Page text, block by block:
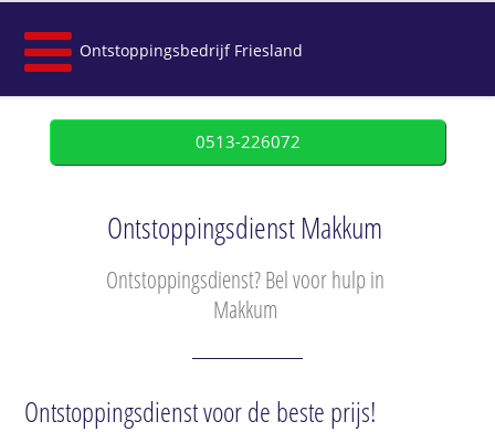
Ontstoppingsbedrijf Friesland
0513-226072
Ontstoppingsdienst Makkum
Ontstoppingsdienst? Bel voor hulp in
Makkum
Ontstoppingsdienst voor de beste prijs!